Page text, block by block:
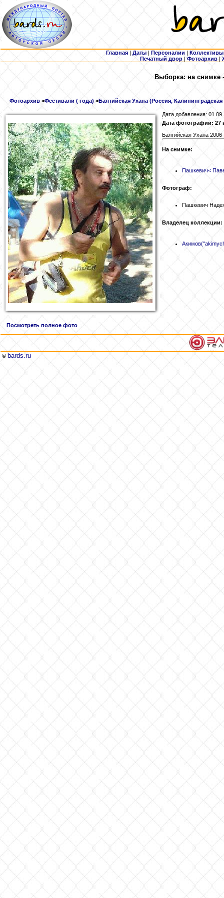
Главная | Даты | Персоналии | Коллективы
Печатный двор |Фотоархив |
Выборка: на снимке
Фотоархив >Фестивали ( года) >Балтийская Ухана (Россия,
Дата добавления:
Дата фотографии: 27
Балтийская Ухана
На снимке:
Пашкевич<
Фотограф:
Пашкевич
Владелец коллекции:
Акимов
Посмотреть полное фото
© bards.ru